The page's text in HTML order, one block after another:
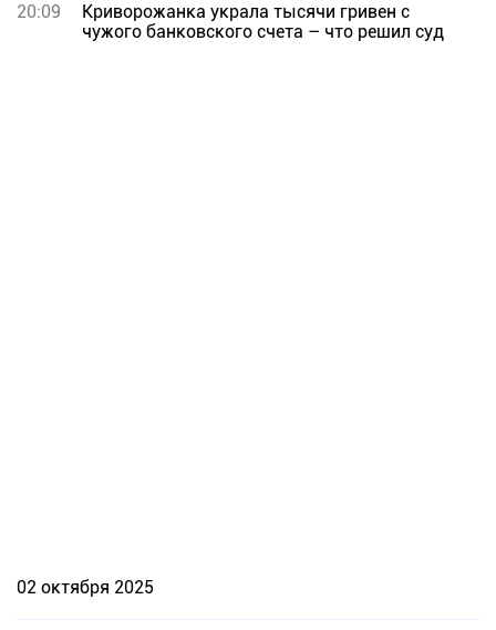
20:09
Криворожанка украла тысячи гривен с
чужого банковского счета – что решил суд
02 октября 2025